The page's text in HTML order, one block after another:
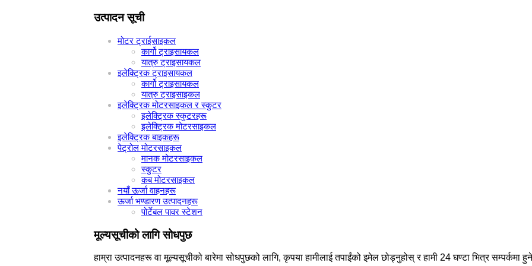
उत्पादन सूची
मोटर ट्राईसाइकल
कार्गो ट्राइसायकल
यात्रु ट्राइसायकल
इलेक्ट्रिक ट्राइसायकल
कार्गो ट्राइसायकल
यात्रु ट्राइसाइकल
इलेक्ट्रिक मोटरसाइकल र स्कुटर
इलेक्ट्रिक स्कुटरहरू
इलेक्ट्रिक मोटरसाइकल
इलेक्ट्रिक बाइकहरू
पेट्रोल मोटरसाइकल
मानक मोटरसाइकल
स्कुटर
कब मोटरसाइकल
नयाँ ऊर्जा वाहनहरू
ऊर्जा भण्डारण उत्पादनहरू
पोर्टेबल पावर स्टेशन
मूल्यसूचीको लागि सोधपुछ
हाम्रा उत्पादनहरू वा मूल्यसूचीको बारेमा सोधपुछको लागि, कृपया हामीलाई तपाईंको इमेल छोड्नुहोस् र हामी 24 घण्टा भित्र सम्पर्कमा